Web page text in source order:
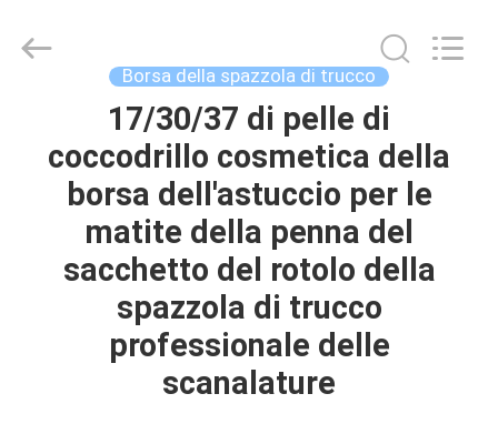
PRODOTTI
CIRCA
Chanmy
Cosmetics
Borsa della spazzola di trucco
17/30/37 di pelle di
coccodrillo cosmetica della
borsa dell'astuccio per le
matite della penna del
sacchetto del rotolo della
spazzola di trucco
professionale delle
scanalature